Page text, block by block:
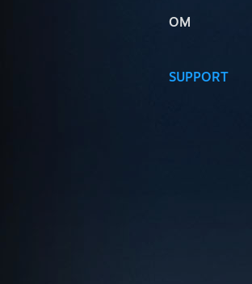
OM
SUPPORT